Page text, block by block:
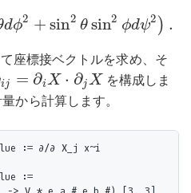
dϕ2 + sin2 θ sin2 ϕdψ2 ) .
dϕ2+ sin 2θsin 2ϕdψ2 .
座標接ベクトルを求め、そ
ij = ∂iX ⋅ ∂jX
ij= ∂iX ⋅∂jX
を構成しま
から計算します。
:= ∂/∂ X_j x~i
:=